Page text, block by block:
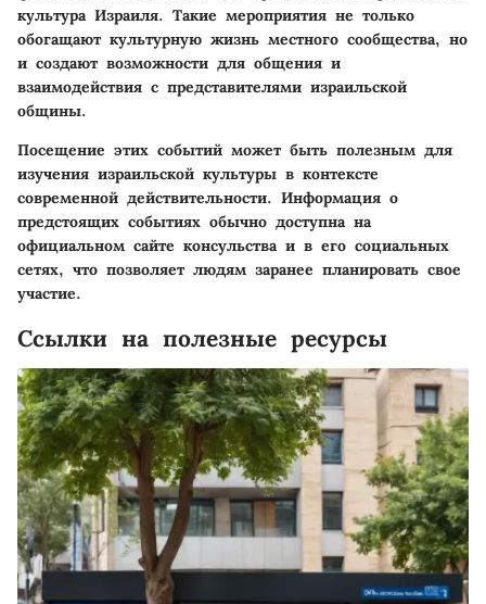
культура Израиля. Такие мероприятия не только
обогащают культурную жизнь местного сообщества, но
и создают возможности для общения и
взаимодействия с представителями израильской
общины.
Посещение этих событий может быть полезным для
изучения израильской культуры в контексте
современной действительности. Информация о
предстоящих событиях обычно доступна на
официальном сайте консульства и в его социальных
сетях, что позволяет людям заранее планировать свое
участие.
Ссылки на полезные ресурсы